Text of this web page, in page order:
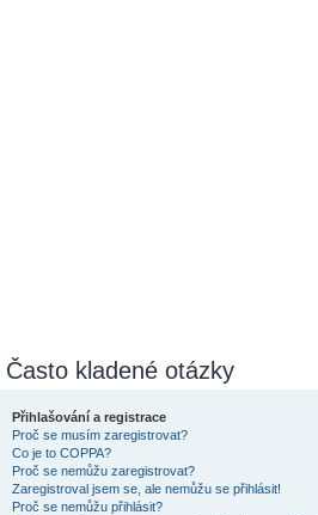
Často kladené otázky
Přihlašování a registrace
Proč se musím zaregistrovat?
Co je to COPPA?
Proč se nemůžu zaregistrovat?
Zaregistroval jsem se, ale nemůžu se přihlásit!
Proč se nemůžu přihlásit?